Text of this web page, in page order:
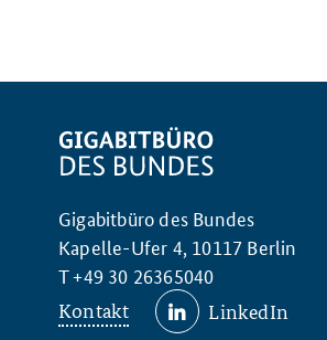
Gigabitbüro des Bundes
Kapelle-Ufer 4, 10117 Berlin
T +49 30 26365040
Kontakt LinkedIn